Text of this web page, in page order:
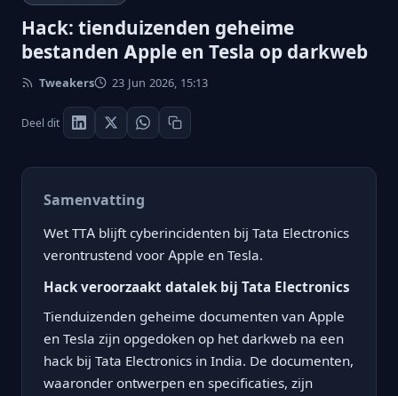
Hack: tienduizenden geheime
bestanden Apple en Tesla op darkweb
Tweakers 23 Jun 2026, 15:13
Deel dit
Samenvatting
Wet TTA blijft cyberincidenten bij Tata Electronics
verontrustend voor Apple en Tesla.
Hack veroorzaakt datalek bij Tata Electronics
Tienduizenden geheime documenten van Apple
en Tesla zijn opgedoken op het darkweb na een
hack bij Tata Electronics in India. De documenten,
waaronder ontwerpen en specificaties, zijn